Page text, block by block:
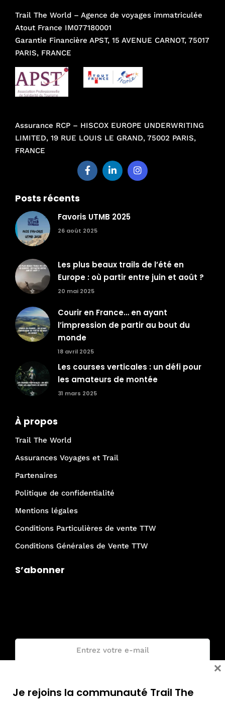
Trail The World – Agence de voyages immatriculée
Atout France IM077180001
Garantie Financière APST, 15 AVENUE CARNOT, 75017
PARIS, FRANCE
Assurance RCP – HISCOX EUROPE UNDERWRITING
LIMITED, 19 RUE LOUIS LE GRAND, 75002 PARIS,
FRANCE
Posts récents
Favoris UTMB 2025
26 août 2025
Les plus beaux trails de l’été en
Europe : où partir entre juin et août ?
20 mai 2025
Courir en France… en ayant
l’impression de partir au bout du
monde
18 avril 2025
Les courses verticales : un défi pour
les amateurs de montée
31 mars 2025
À propos
Trail The World
Assurances Voyages et Trail
Partenaires
Politique de confidentialité
Mentions légales
Conditions Particulières de vente TTW
Conditions Générales de Vente TTW
S’abonner
Je rejoins la communauté Trail The
×